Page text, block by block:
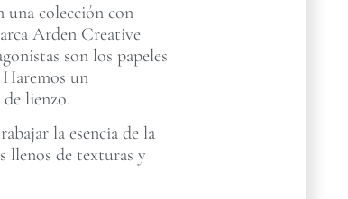
una colección con
Arden Creative
son los papeles
un
lienzo.
la esencia de la
llenos de texturas y